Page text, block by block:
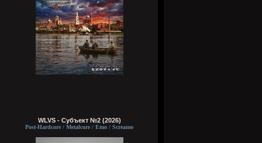
WLVS - Субъект №2 (2026)
Post-Hardcore / Metalcore / Emo / Screamo